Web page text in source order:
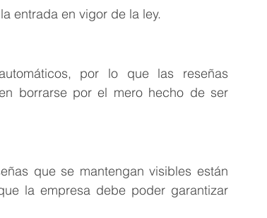
entrada en vigor de la ley.
por lo que las reseñas
borrarse por el mero hecho de ser
que se mantengan visibles están
la empresa debe poder garantizar